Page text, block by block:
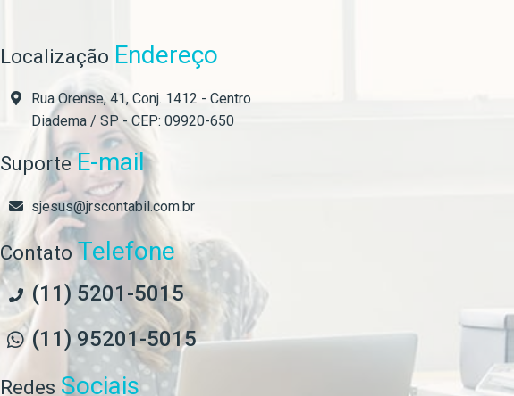
Localização Endereço
Rua Orense, 41, Conj. 1412 - Centro
Diadema / SP - CEP: 09920-650
SuporteE-mail
sjesus@jrscontabil.com.br
ContatoTelefone
(11) 5201-5015
(11) 95201-5015
Redes Sociais